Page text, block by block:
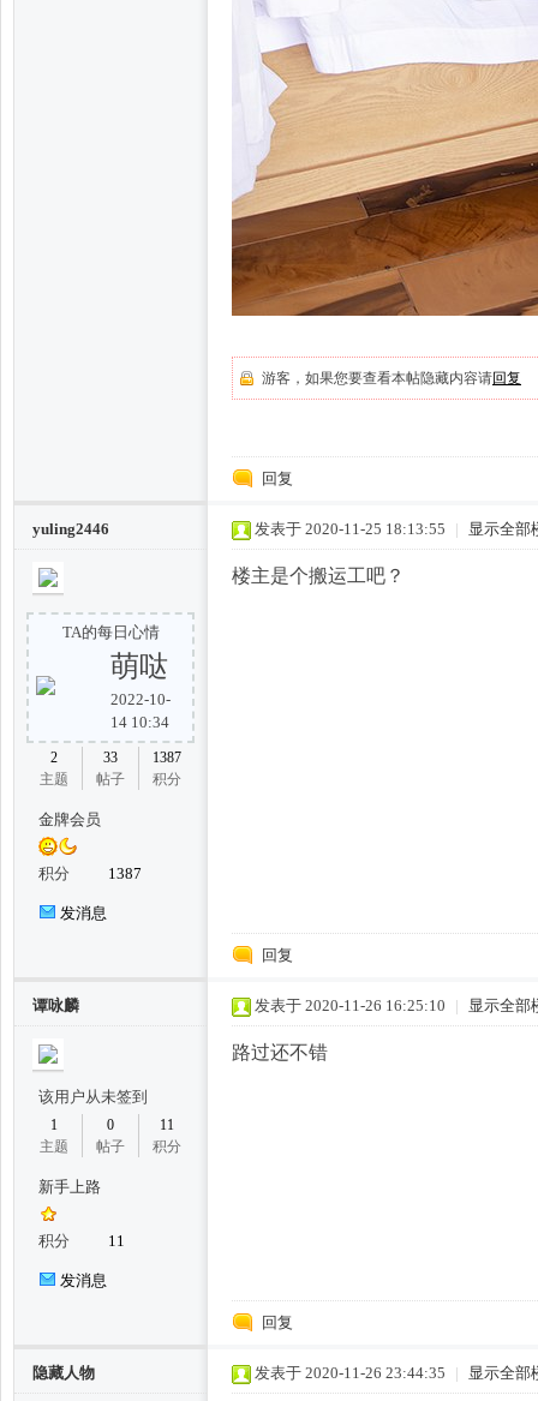
游客，如果您要查看本帖隐藏内容请回复
回复
yuling2446
TA的每日心情
萌哒
2022-10-
14 10:34
2
主题
33
帖子
1387
积分
金牌会员
积分 1387
发消息
发表于 2020-11-25 18:13:55 | 显示全部
楼主是个搬运工吧？
回复
谭咏麟
该用户从未签到
1
主题
0
帖子
11
积分
新手上路
积分 11
发消息
发表于 2020-11-26 16:25:10 | 显示全部
路过还不错
回复
隐藏人物 发表于 2020-11-26 23:44:35 | 显示全部